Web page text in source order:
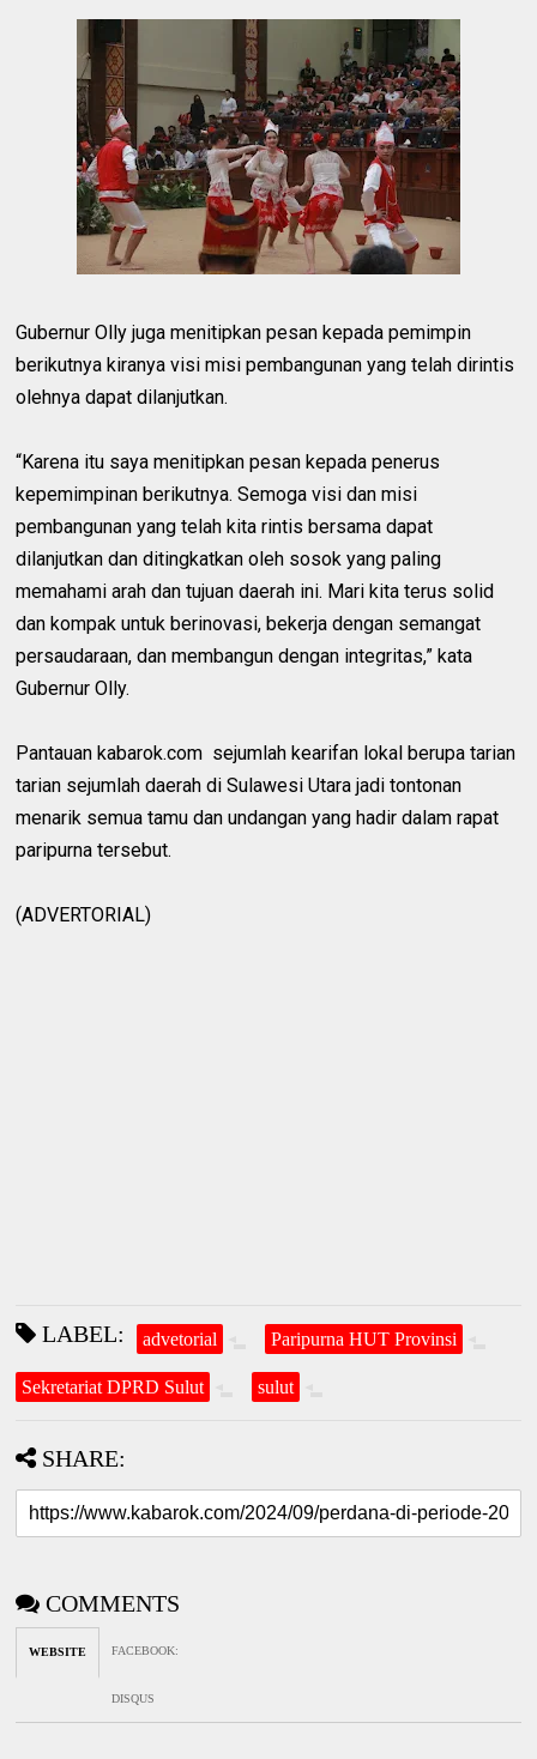
Gubernur Olly juga menitipkan pesan kepada pemimpin
berikutnya kiranya visi misi pembangunan yang telah dirintis
olehnya dapat dilanjutkan.
“Karena itu saya menitipkan pesan kepada penerus
kepemimpinan berikutnya. Semoga visi dan misi
pembangunan yang telah kita rintis bersama dapat
dilanjutkan dan ditingkatkan oleh sosok yang paling
memahami arah dan tujuan daerah ini. Mari kita terus solid
dan kompak untuk berinovasi, bekerja dengan semangat
persaudaraan, dan membangun dengan integritas,” kata
Gubernur Olly.
Pantauan kabarok.com sejumlah kearifan lokal berupa tarian
tarian sejumlah daerah di Sulawesi Utara jadi tontonan
menarik semua tamu dan undangan yang hadir dalam rapat
paripurna tersebut.
(ADVERTORIAL)
LABEL: advetorial Paripurna HUT Provinsi
Sekretariat DPRD Sulut sulut
SHARE:
COMMENTS
WEBSITE FACEBOOK:
DISQUS